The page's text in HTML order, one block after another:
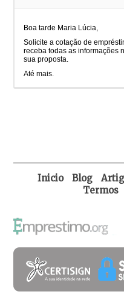
Boa tarde Maria Lúcia,
Solicite a cotação de
receba todas as informações
sua proposta.
Até mais.
Inicio Blog
Termos